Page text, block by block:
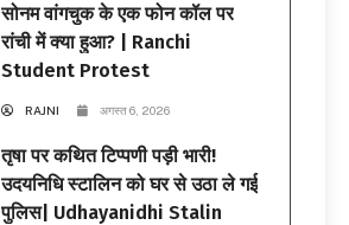
सोनम वांगचुक के एक फोन कॉल पर
रांची में क्या हुआ? | Ranchi
Student Protest
RAJNI अगस्त 6, 2026
तृषा पर कथित टिप्पणी पड़ी भारी!
उदयनिधि स्टालिन को घर से उठा ले गई
पुलिस| Udhayanidhi Stalin